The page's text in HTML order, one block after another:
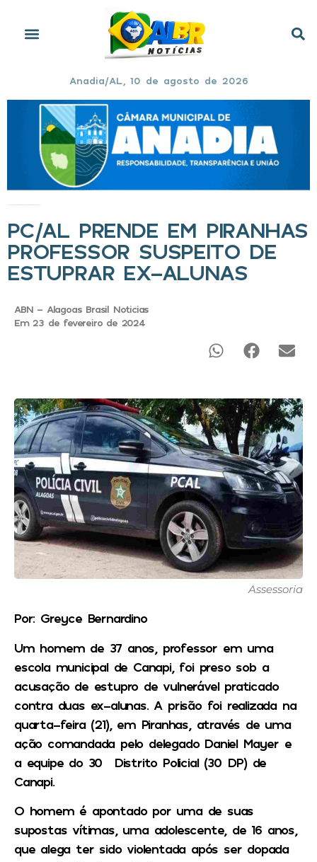
Anadia/AL, 10 de agosto de 2026
PC/AL PRENDE EM PIRANHAS
PROFESSOR SUSPEITO DE
ESTUPRAR EX-ALUNAS
ABN - Alagoas Brasil Noticias
Em 23 de fevereiro de 2024
Assessoria
Por: Greyce Bernardino
Um homem de 37 anos, professor em uma
escola municipal de Canapi, foi preso sob a
acusação de estupro de vulnerável praticado
contra duas ex-alunas. A prisão foi realizada na
quarta-feira (21), em Piranhas, através de uma
ação comandada pelo delegado Daniel Mayer e
a equipe do 30° Distrito Policial (30°DP) de
Canapi.
O homem é apontado por uma de suas
supostas vítimas, uma adolescente, de 16 anos,
que alega ter sido violentada após ser dopada